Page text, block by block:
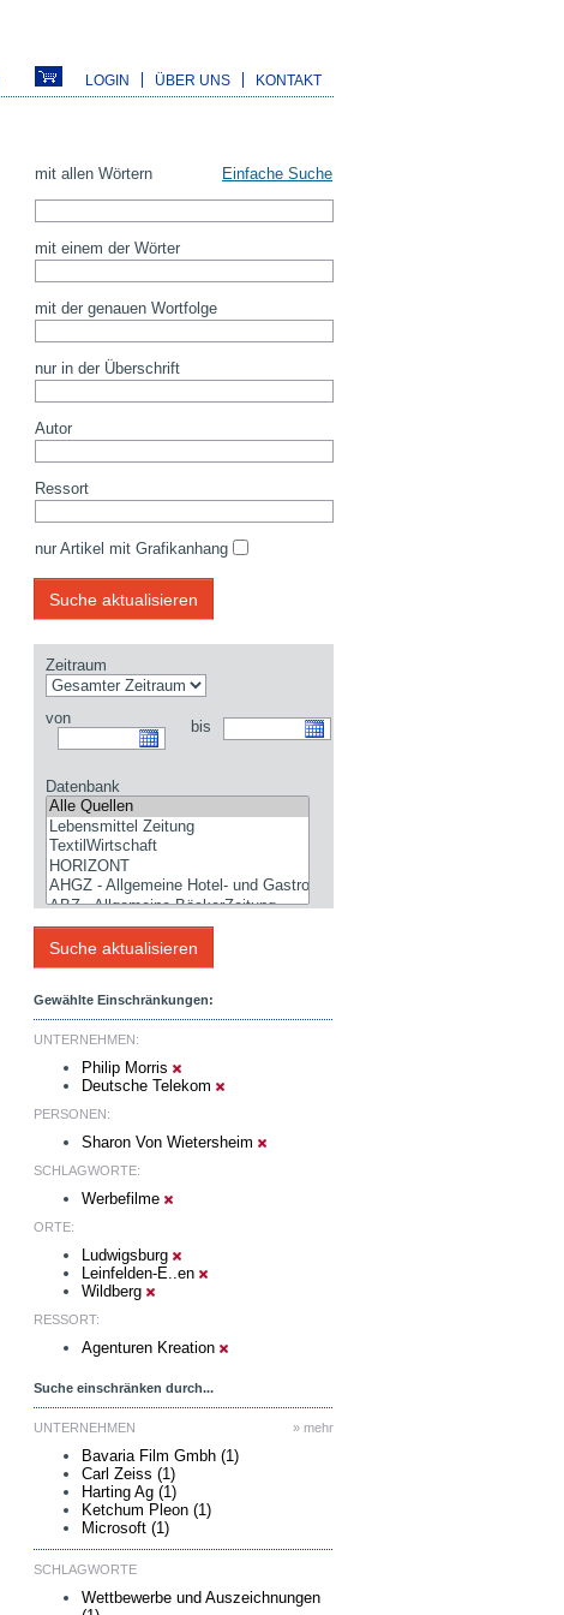
LOGIN ÜBER UNS KONTAKT
mit allen Wörtern Einfache Suche
mit einem der Wörter
mit der genauen Wortfolge
nur in der Überschrift
Autor
Ressort
nur Artikel mit Grafikanhang
Zeitraum
von bis
Datenbank
Gewählte Einschränkungen:
UNTERNEHMEN:
Philip Morris
Deutsche Telekom
PERSONEN:
Sharon Von Wietersheim
SCHLAGWORTE:
Werbefilme
ORTE:
Ludwigsburg
Leinfelden-E..en
Wildberg
RESSORT:
Agenturen Kreation
Suche einschränken durch...
» mehr
UNTERNEHMEN
Bavaria Film Gmbh (1)
Carl Zeiss (1)
Harting Ag (1)
Ketchum Pleon (1)
Microsoft (1)
SCHLAGWORTE
Wettbewerbe und Auszeichnungen